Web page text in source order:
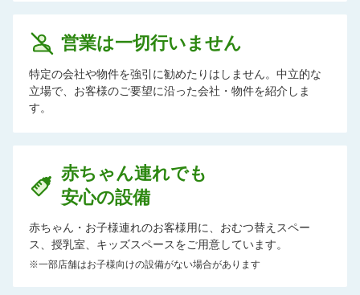
営業は一切行いません
特定の会社や物件を強引に勧めたりはしません。中立的な
立場で、お客様のご要望に沿った会社・物件を紹介しま
す。
赤ちゃん連れでも
安心の設備
赤ちゃん・お子様連れのお客様用に、おむつ替えスペー
ス、授乳室、キッズスペースをご用意しています。
※一部店舗はお子様向けの設備がない場合があります